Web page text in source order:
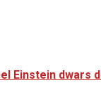
Einstein dwars